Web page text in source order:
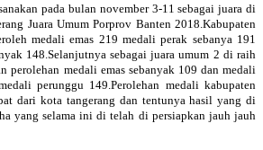
pada bulan november 3-11 sebagai juara di
Juara Umum Porprov Banten 2018.Kabupaten
medali emas 219 medali perak sebanya 191
148.Selanjutnya sebagai juara umum 2 di raih
perolehan medali emas sebanyak 109 dan medali
perunggu 149.Perolehan medali kabupaten
dari kota tangerang dan tentunya hasil yang di
yang selama ini di telah di persiapkan jauh jauh